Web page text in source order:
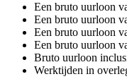
Een bruto uurloon
Een bruto uurloon
Een bruto uurloon
Een bruto uurloon
Bruto uurloon
Werktijden in